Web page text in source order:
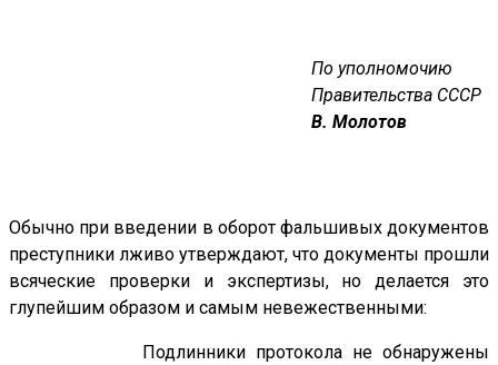
По уполномочию
Правительства СССР
В. Молотов
Обычно при введении в оборот фальшивых документов
преступники лживо утверждают, что документы прошли
всяческие проверки и экспертизы, но делается это
глупейшим образом и самым невежественными:
Подлинники протокола не обнаружены